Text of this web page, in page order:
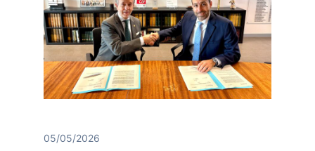
05/05/2026